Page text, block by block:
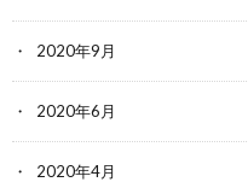
2020年9月
2020年6月
2020年4月